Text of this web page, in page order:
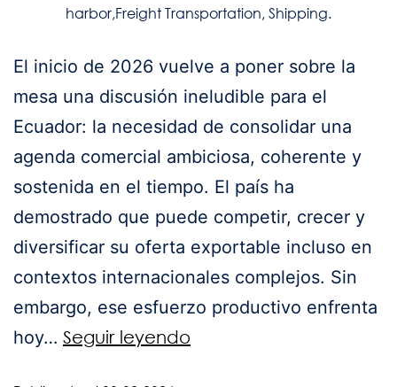
harbor,Freight Transportation, Shipping.
El inicio de 2026 vuelve a poner sobre la
mesa una discusión ineludible para el
Ecuador: la necesidad de consolidar una
agenda comercial ambiciosa, coherente y
sostenida en el tiempo. El país ha
demostrado que puede competir, crecer y
diversificar su oferta exportable incluso en
contextos internacionales complejos. Sin
embargo, ese esfuerzo productivo enfrenta
hoy… Seguir leyendo